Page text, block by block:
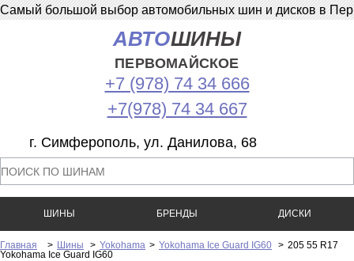
Самый большой выбор автомобильных шин и дисков в
АВТОШИНЫ
ПЕРВОМАЙСКОЕ
+7 (978) 74 34 666
+7(978) 74 34 667
г. Симферополь, ул. Данилова, 68
ШИНЫ БРЕНДЫ ДИСКИ
Главная > Шины > Yokohama > Yokohama Ice Guard IG60 > 205 55 R17
Yokohama Ice Guard IG60